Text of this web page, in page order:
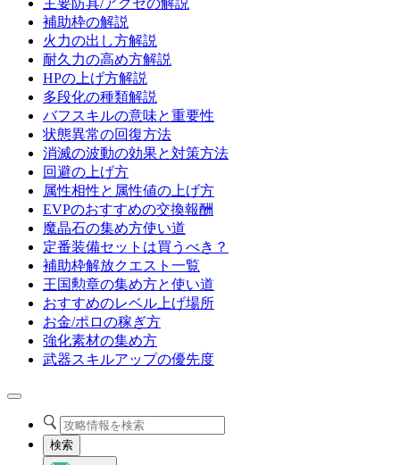
主要防具/アクセの解説
補助枠の解説
火力の出し方解説
耐久力の高め方解説
HPの上げ方解説
多段化の種類解説
バフスキルの意味と重要性
状態異常の回復方法
消滅の波動の効果と対策方法
回避の上げ方
属性相性と属性値の上げ方
EVPのおすすめの交換報酬
魔晶石の集め方使い道
定番装備セットは買うべき？
補助枠解放クエスト一覧
王国勲章の集め方と使い道
おすすめのレベル上げ場所
お金/ポロの稼ぎ方
強化素材の集め方
武器スキルアップの優先度
検索